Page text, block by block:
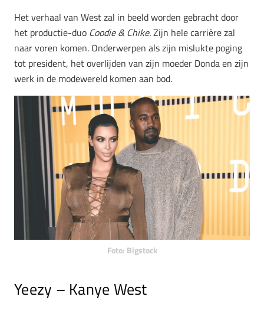
Het verhaal van West zal in beeld worden gebracht door
het productie-duo Coodie & Chike.Zijn hele carrière zal
naar voren komen. Onderwerpen als zijn mislukte poging
tot president, het overlijden van zijn moeder Donda en zijn
werk in de modewereld komen aan bod.
Foto: Bigstock
Yeezy – Kanye West